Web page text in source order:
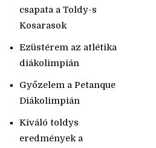
csapata a Toldy-s
Kosarasok
Ezüstérem az atlétika
diákolimpián
Győzelem a Petanque
Diákolimpián
Kiváló toldys
eredmények a